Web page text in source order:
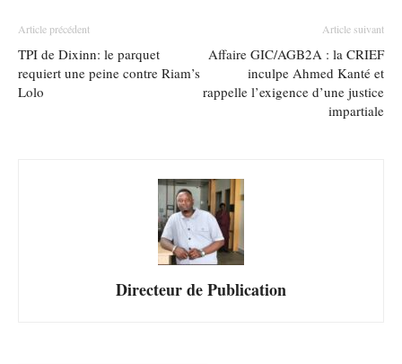
Article précédent
TPI de Dixinn: le parquet
requiert une peine contre Riam’s
Lolo
Article suivant
Affaire GIC/AGB2A : la CRIEF
inculpe Ahmed Kanté et
rappelle l’exigence d’une justice
impartiale
Directeur de Publication